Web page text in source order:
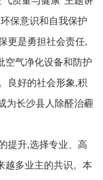
保意识和自我保护
更是勇担社会责任,
空气净化设备和防护
良好的社会形象,积
为长沙县人除醛治霾
提升,选择专业、高
越多业主的共识。本